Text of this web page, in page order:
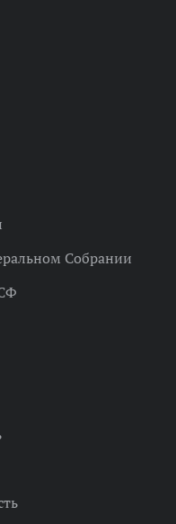
Собрании